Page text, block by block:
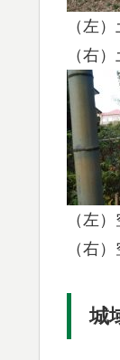
（左）
（右
（左
（右
城